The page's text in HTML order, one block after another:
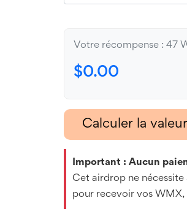
Votre récompense : 47
$0.00
Calculer la valeur
Important : Aucun
Cet airdrop ne
pour recevoir vos WMX,